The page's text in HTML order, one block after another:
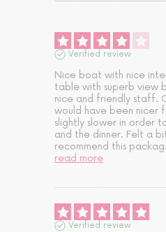
Verified review
Nice boat with nice
table with superb view
nice and friendly staff.
would have been
slightly slower in order
and the dinner. Felt a
recommend this packag
read more
Verified review